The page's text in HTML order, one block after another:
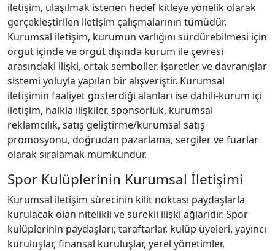
iletişim, ulaşılmak istenen hedef kitleye yönelik olarak
gerçekleştirilen iletişim çalışmalarının tümüdür.
Kurumsal iletişim, kurumun varlığını sürdürebilmesi için
örgüt içinde ve örgüt dışında kurum ile çevresi
arasındaki ilişki, ortak semboller, işaretler ve davranışlar
sistemi yoluyla yapılan bir alışveriştir. Kurumsal
iletişimin faaliyet gösterdiği alanları ise dahili-kurum içi
iletişim, halkla ilişkiler, sponsorluk, kurumsal
reklamcılık, satış geliştirme/kurumsal satış
promosyonu, doğrudan pazarlama, sergiler ve fuarlar
olarak sıralamak mümkündür.
Spor Kulüplerinin Kurumsal İletişimi
Kurumsal iletişim sürecinin kilit noktası paydaşlarla
kurulacak olan nitelikli ve sürekli ilişki ağlarıdır. Spor
kulüplerinin paydaşları; taraftarlar, kulüp üyeleri, yayıncı
kuruluşlar, finansal kuruluşlar, yerel yönetimler,